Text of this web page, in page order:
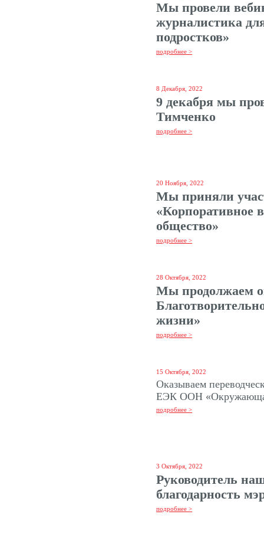
Мы провели
журналистика
подростков»
подробнее >
8 Декабря, 2022
9 декабря мы
Тимченко
подробнее >
20 Ноября, 2022
Мы приняли
«Корпоративное
общество»
подробнее >
28 Октября, 2022
Мы продолжаем
жизни»
подробнее >
15 Октября, 2022
Оказываем
ЕЭК ООН
подробнее >
3 Октября, 2022
Руководитель
благодарность
подробнее >